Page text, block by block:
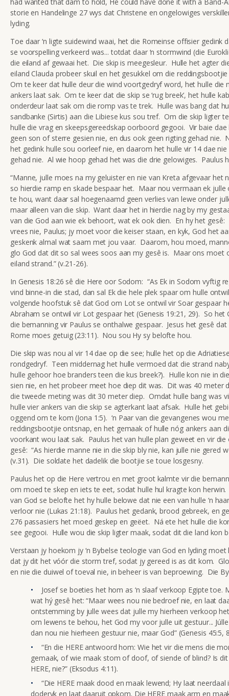
storie en Handelinge 27 wys dat Christene en ongelowiges
lyding.
Toe daar ‘n ligte suidewind waai, het die Romeinse offisier gedink
se voorspelling verkeerd was... totdat daar ‘n stormwind (die
die eiland af gewaai het. Die skip is meegesleur. Hulle het agter
eiland Clauda probeer skuil en het gesukkel om die
Om te keer dat hulle deur die wind voortgedryf word, het hulle die
ankers laat sak. Om te keer dat die skip se ‘rug breek’, het hulle
onderdeur laat sak om die romp vas te trek. Hulle was bang dat
sandbanke (Sirtis) aan die Libiese kus sou tref. Om die skip ligter
hulle die vrag en skeepsgereedskap oorboord gegooi. Vir baie dae
geen son of sterre gesien nie, en dus ook geen rigting gehad nie.
het gedink hulle sou oorleef nie, en daarom het hulle vir 14 dae nie
gehad nie. Al wie hoop gehad het was die drie gelowiges. Paulus
“Manne, julle moes na my geluister en nie van Kreta afgevaar het
so hierdie ramp en skade bespaar het. Maar nou vermaan ek
te hou, want daar sal hoegenaamd geen verlies van lewe onder
maar alleen van die skip. Want daar het in hierdie nag by my
van die God aan wie ek behoort, wat ek ook dien. En hy het
vrees nie, Paulus; jy moet voor die keiser staan, en kyk, God het
geskenk almal wat saam met jou vaar. Daarom, hou moed,
glo God dat dit so sal wees soos aan my gesê is. Maar ons moet
eiland strand.” (v.21-26).
In Genesis 18:26 sê die Here oor Sodom: “As Ek in Sodom vyftig
vind binne-in die stad, dan sal Ek die hele plek spaar om hulle
volgende hoofstuk sê dat God om Lot se ontwil vir Soar gespaar
Abraham se ontwil vir Lot gespaar het (Genesis 19:21, 29). So het
die bemanning vir Paulus se onthalwe gespaar. Jesus het gesê dat
Rome moes getuig (23:11). Nou sou Hy sy belofte hou.
Die skip was nou al vir 14 dae op die see; hulle het op die
rondgedryf. Teen middernag het hulle vermoed dat die strand
hulle gehoor hoe branders teen die kus breek?). Hulle kon nie in
sien nie, en het probeer meet hoe diep dit was. Dit was 40 meter
die tweede meting was dit 30 meter diep. Omdat hulle bang was
hulle vier ankers van die skip se agterkant laat afsak. Hulle het
oggend om te kom (Jona 1:5). ‘n Paar van die gevangenes wou
reddingsbootjie ontsnap, en het gemaak of hulle nóg ankers aan
voorkant wou laat sak. Paulus het van hulle plan geweet en vir die
gesê: “As hierdie manne nie in die skip bly nie, kan julle nie gered
(v.31). Die soldate het dadelik die bootjie se toue losgesny.
Paulus het op die Here vertrou en met groot kalmte vir die
om moed te skep en iets te eet, sodat hulle hul kragte kon
van God se belofte het hy hulle belowe dat nie een van hulle ‘n
verloor nie (Lukas 21:18). Paulus het gedank, brood gebreek, en
276 passasiers het moed geskep en geëet. Ná ete het hulle die
see gegooi. Hulle wou die skip ligter maak, sodat dit die land kon
Verstaan jy hoekom jy ‘n Bybelse teologie van God en lyding
dat jy dit het vóór die storm tref, sodat jy gereed is as dit kom.
en nie die duiwel of toeval nie, in beheer is van beproewing. Die
Josef se boeties het hom as ‘n slaaf verkoop Egipte toe.
wat hý gesê het: “Maar wees nou nie bedroef nie, en laat
ontstemming by julle wees dat julle my hierheen verkoop
om lewens te behou, het God my voor julle uit gestuur...
dan nou nie hierheen gestuur nie, maar God” (Genesis 45:5,
“En die HERE antwoord hom: Wie het vir die mens die
gemaak, of wie maak stom of doof, of siende of blind? Is dit
HERE, nie?” (Eksodus 4:11).
“Die HERE maak dood en maak lewend; Hy laat neerdaal
doderyk en laat daaruit opkom. Die HERE maak arm en